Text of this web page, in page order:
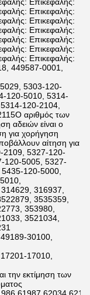
Επικεφαλής:
Επικεφαλής:
Επικεφαλής:
Επικεφαλής:
Επικεφαλής:
Επικεφαλής:
449587-0001,
5303-120-
120-5010, 5314-
120-2104,
αριθμός των
αδειών είναι ο
για χορήγηση
αίτηση για
2109, 5327-120-
120-5005, 5327-
120-5000,
316937,
3535359,
353980,
3521034,
30100,
17010,
την εκτίμηση των